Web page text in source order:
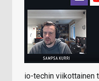
io-techin viikottainen